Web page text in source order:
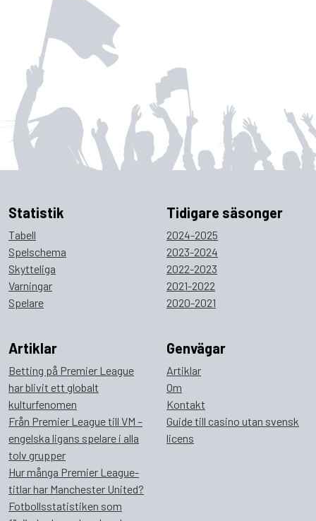
Statistik
Tabell
Spelschema
Skytteliga
Varningar
Spelare
Tidigare säsonger
2024-2025
2023-2024
2022-2023
2021-2022
2020-2021
Artiklar
Betting på Premier League
har blivit ett globalt
kulturfenomen
Från Premier League till VM –
engelska ligans spelare i alla
tolv grupper
Hur många Premier League-
titlar har Manchester United?
Fotbollsstatistiken som
Genvägar
Artiklar
Om
Kontakt
Guide till casino utan svensk
licens